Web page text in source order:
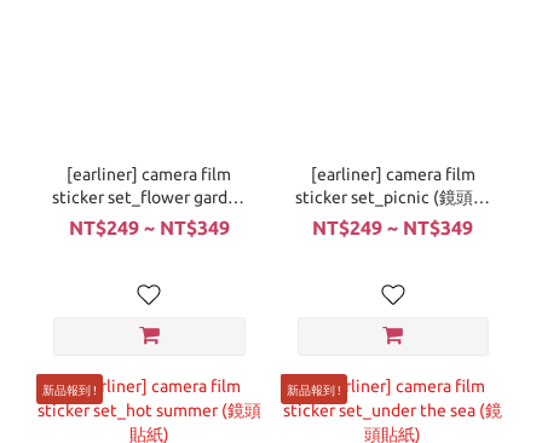
[earliner] camera film
sticker set_flower garden
(鏡頭貼紙)
NT$249 ~ NT$349
[earliner] camera film
sticker set_picnic (鏡頭貼
紙)
NT$249 ~ NT$349
新品報到 ! 新品報到 !